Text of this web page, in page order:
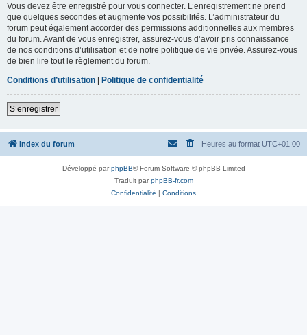
Vous devez être enregistré pour vous connecter. L’enregistrement ne prend
que quelques secondes et augmente vos possibilités. L’administrateur du
forum peut également accorder des permissions additionnelles aux membres
du forum. Avant de vous enregistrer, assurez-vous d’avoir pris connaissance
de nos conditions d’utilisation et de notre politique de vie privée. Assurez-vous
de bien lire tout le règlement du forum.
Conditions d’utilisation | Politique de confidentialité
S’enregistrer
Index du forum Heures au format UTC+01:00
Développé parphpBB® Forum Software © phpBB Limited
Traduit parphpBB-fr.com
Confidentialité | Conditions